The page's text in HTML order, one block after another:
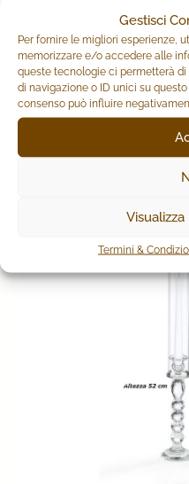
Gestisci
Per fornire le migliori esperienze,
memorizzare e/o accedere alle
queste tecnologie ci permetterà
di navigazione o ID unici su
consenso può influire
Termini &
SCATOLA